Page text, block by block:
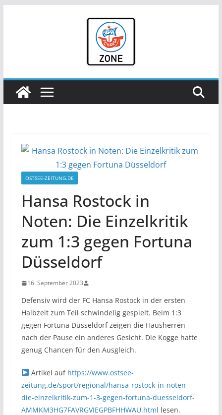
OSTSEE-ZEITUNG.DE
Hansa Rostock in
Noten: Die Einzelkritik
zum 1:3 gegen Fortuna
Düsseldorf
16. September 2023
Defensiv wird der FC Hansa Rostock in der ersten
Halbzeit zum Teil schwindelig gespielt. Beim 1:3
gegen Fortuna Düsseldorf zeigen die Hausherren
nach der Pause ein anderes Gesicht. Die Kogge hatte
genug Chancen für den Ausgleich.
Artikel auf https://www.ostsee-
zeitung.de/sport/regional/hansa-rostock-in-noten-
die-einzelkritik-zum-1-3-gegen-fortuna-duesseldorf-
AMMKM3HG7FAVRGVIEGPBFHHWAU.html lesen.